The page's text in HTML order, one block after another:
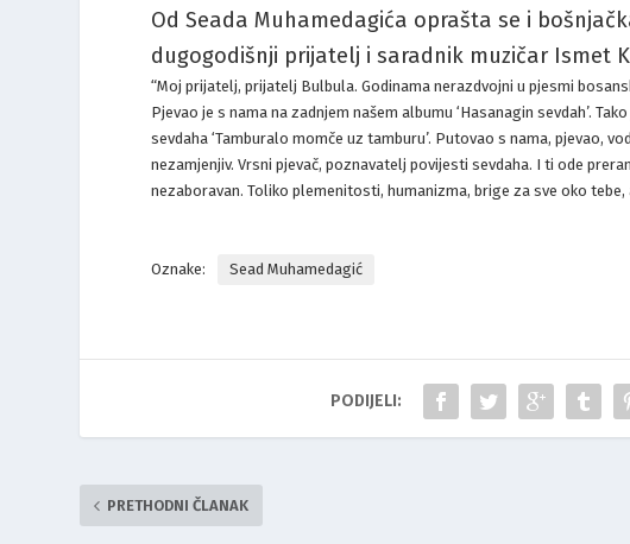
Od Seada Muhamedagića oprašta se i
dugogodišnji prijatelj i saradnik muzičar Ismet
“Moj prijatelj, prijatelj Bulbula. Godinama nerazdvojni u pjesmi
Pjevao je s nama na zadnjem našem albumu ‘Hasanagin sevdah’.
sevdaha ‘Tamburalo momče uz tamburu’. Putovao s nama, pjevao,
nezamjenjiv. Vrsni pjevač, poznavatelj povijesti sevdaha. I ti ode
nezaboravan. Toliko plemenitosti, humanizma, brige za sve oko tebe,
Oznake: Sead Muhamedagić
PODIJELI:
PRETHODNI ČLANAK